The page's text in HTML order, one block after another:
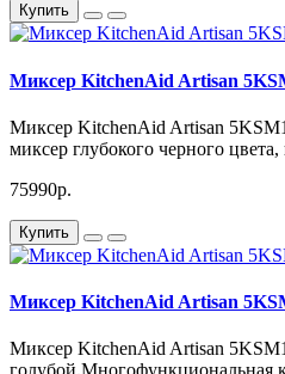
Купить
Миксер KitchenAid Artisan
Миксер KitchenAid Artisan
миксер глубокого черного цвета,
75990р.
Купить
Миксер KitchenAid Artisan
Миксер KitchenAid Artisan